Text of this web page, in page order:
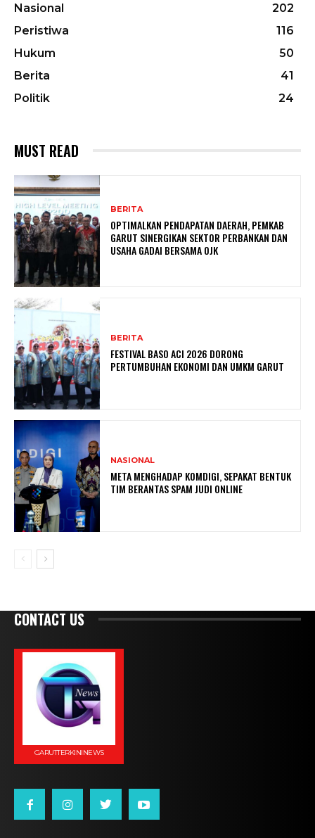
Nasional
202
Peristiwa
116
Hukum
50
Berita
41
Politik
24
MUST READ
BERITA
OPTIMALKAN PENDAPATAN DAERAH, PEMKAB
GARUT SINERGIKAN SEKTOR PERBANKAN DAN
USAHA GADAI BERSAMA OJK
BERITA
FESTIVAL BASO ACI 2026 DORONG
PERTUMBUHAN EKONOMI DAN UMKM GARUT
NASIONAL
META MENGHADAP KOMDIGI, SEPAKAT BENTUK
TIM BERANTAS SPAM JUDI ONLINE
CONTACT US
GARUTTERKININEWS